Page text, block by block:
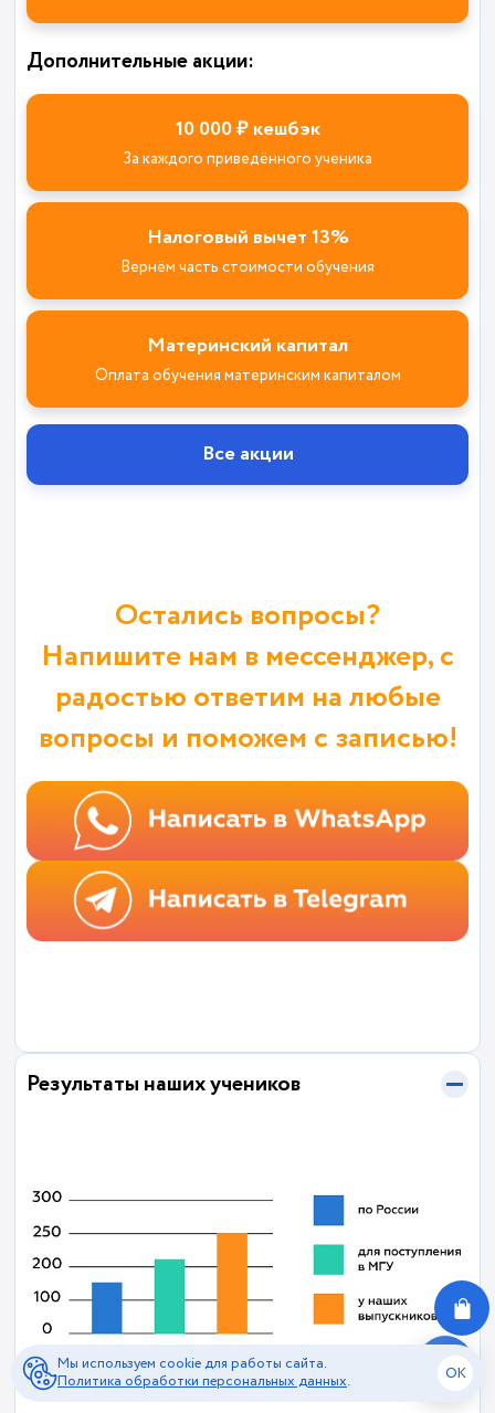
Дополнительные акции:
10 000 ₽ кешбэк
За каждого приведённого ученика
Налоговый вычет 13%
Вернём часть стоимости обучения
Материнский капитал
Оплата обучения материнским капиталом
Все акции
Остались вопросы?
Напишите нам в мессенджер, с
радостью ответим на любые
вопросы и поможем с записью!
Результаты наших учеников
Мы используем cookie для работы сайта.
Политика обработки персональных данных. OK